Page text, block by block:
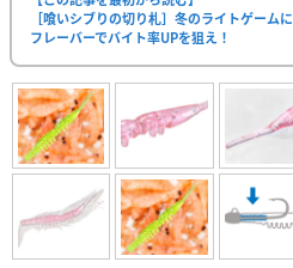
［喰いシブりの切り札］冬のライトゲーム
フレーバーでバイト率UPを狙え！